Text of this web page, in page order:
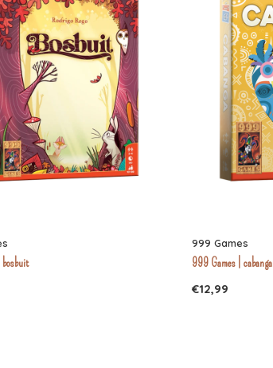
999 Games
999 Games | cabanga
€12,99